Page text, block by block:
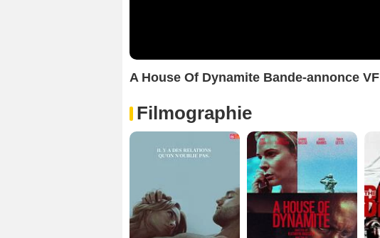
A House Of Dynamite Bande-annonce VF
Filmographie